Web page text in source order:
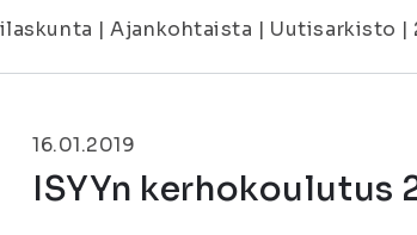
| Ajankohtaista | Uutisarkisto |
16.01.2019
ISYYn kerhokoulutus